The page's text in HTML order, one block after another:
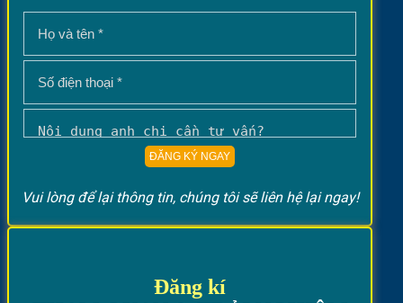
Vui lòng để lại thông tin, chúng tôi sẽ liên hệ lại ngay!
Đăng kí